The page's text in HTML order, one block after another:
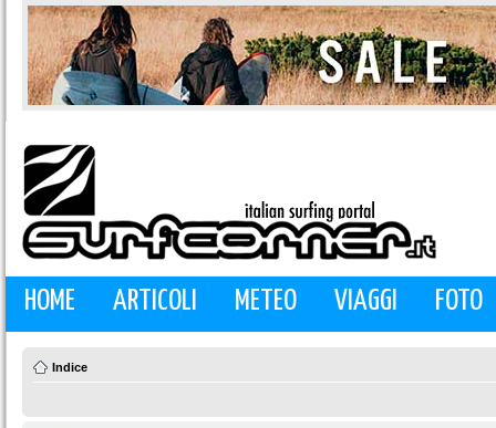
HOME ARTICOLI METEO VIAGGI FOTO
Indice